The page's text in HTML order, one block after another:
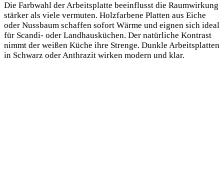
Die Farbwahl der Arbeitsplatte beeinflusst die Raumwirkung
stärker als viele vermuten. Holzfarbene Platten aus Eiche
oder Nussbaum schaffen sofort Wärme und eignen sich ideal
für Scandi- oder Landhausküchen. Der natürliche Kontrast
nimmt der weißen Küche ihre Strenge. Dunkle Arbeitsplatten
in Schwarz oder Anthrazit wirken modern und klar.